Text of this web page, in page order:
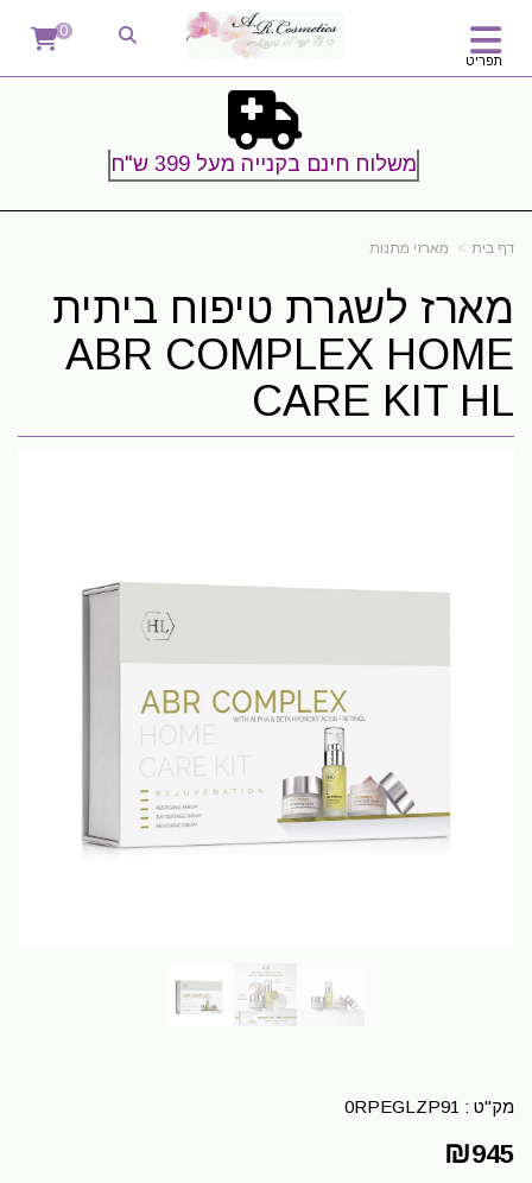
תפריט
0
משלוח חינם בקנייה מעל 399 ש"ח
דף בית מארזי מתנות
מארז לשגרת טיפוח ביתית
ABR COMPLEX HOME
CARE KIT HL
מק"ט : 0RPEGLZP91
₪945